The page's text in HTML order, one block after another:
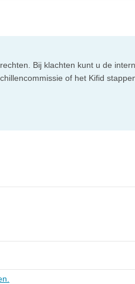
Bij klachten kunt u de
of het Kifid